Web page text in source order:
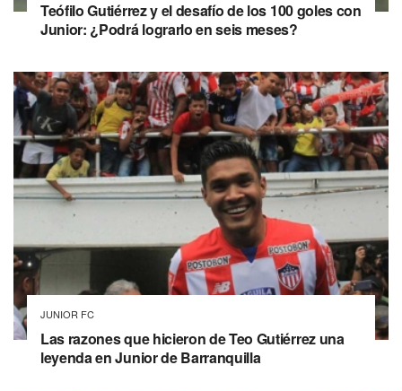
Teófilo Gutiérrez y el desafío de los 100 goles con
Junior: ¿Podrá lograrlo en seis meses?
JUNIOR FC
Las razones que hicieron de Teo Gutiérrez una
leyenda en Junior de Barranquilla